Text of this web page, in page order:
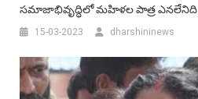
సమాజాభివృద్ధిలో మహిళల పాత్ర ఎనలేనిది
15-03-2023 dharshininews